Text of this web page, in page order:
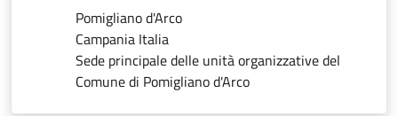
Pomigliano d'Arco
Campania Italia
Sede principale delle unità organizzative del
Comune di Pomigliano d'Arco